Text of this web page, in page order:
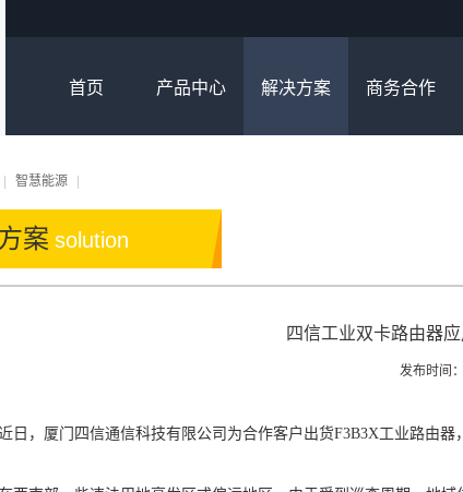
首页 产品中心 解决方案 商务合作
智慧能源
案 solution
四信工业双卡路由器
发布时间
厦门四信通信科技有限公司为合作客户出货F3B3X工业路由器